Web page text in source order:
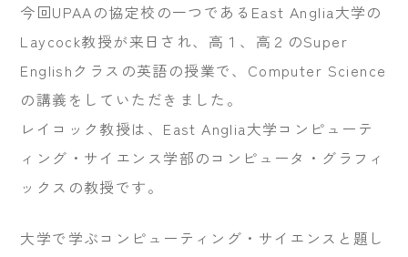
今回UPAAの協定校の一つであるEast Anglia大学の
Laycock教授が来日され、高１、高２のSuper
Englishクラスの英語の授業で、Computer Science
の講義をしていただきました。
レイコック教授は、East Anglia大学コンピューテ
ィング・サイエンス学部のコンピュータ・グラフィ
ックスの教授です。
大学で学ぶコンピューティング・サイエンスと題し